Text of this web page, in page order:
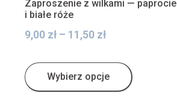
Zaproszenie z wilkami — paprocie
i białe róże
9,00 zł – 11,50 zł
Wybierz opcje